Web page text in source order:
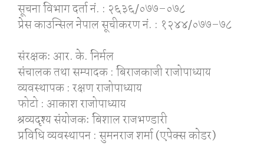
सूचना विभाग दर्ता नं. : २६३६/०७७–०७८
प्रेस काउन्सिल नेपाल सूचीकरण नं. : १२४४/०७७–७८
संरक्षकः आर. के. निर्मल
संचालक तथा सम्पादक : बिराजकाजी राजोपाध्याय
व्यवस्थापक : रक्षण राजोपाध्याय
फोटो : आकाश राजोपाध्याय
श्रव्यदृश्य संयोजकः बिशाल राजभण्डारी
प्रविधि व्यवस्थापन : सुमनराज शर्मा (एपेक्स काेडर)